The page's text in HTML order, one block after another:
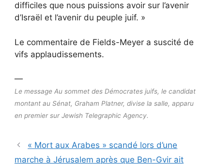
difficiles que nous puissions avoir sur l’avenir
d’Israël et l’avenir du peuple juif. »
Le commentaire de Fields-Meyer a suscité de
vifs applaudissements.
—
Le message Au sommet des Démocrates juifs, le candidat
montant au Sénat, Graham Platner, divise la salle, apparu
en premier sur Jewish Telegraphic Agency.
« Mort aux Arabes » scandé lors d’une
marche à Jérusalem après que Ben-Gvir ait